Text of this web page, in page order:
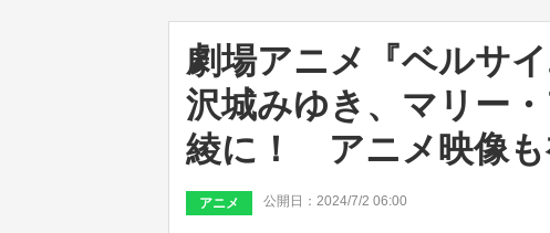
劇場アニメ『ベルサ
沢城みゆき、マリー
綾に！ アニメ映像も
アニメ 公開日：2024/7/2 06:00